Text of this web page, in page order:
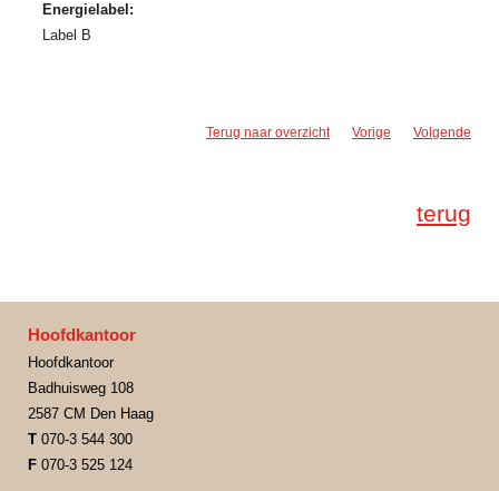
Energielabel:
Label B
Terug naar overzicht Vorige Volgende
terug
Hoofdkantoor
Hoofdkantoor
Badhuisweg 108
2587 CM Den Haag
T 070-3 544 300
F 070-3 525 124